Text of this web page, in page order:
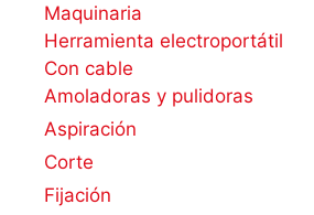
Maquinaria
Herramienta electroportátil
Con cable
Amoladoras y pulidoras
Aspiración
Corte
Fijación